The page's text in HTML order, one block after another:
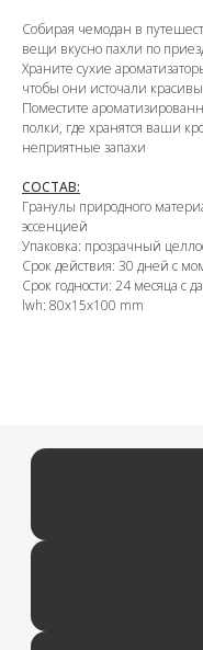
Собирая чемодан в
вещи вкусно пахли по
Храните сухие
чтобы они источали
Поместите
полки, где хранятся ваши
неприятные запахи
СОСТАВ:
Гранулы природного
эссенцией
Упаковка: прозрачный
Срок действия: 30 дней с
Срок годности: 24 месяца с
lwh: 80x15x100 mm
OZON
WB
КАТЕГОРИИ
Ароматизация автомобиля